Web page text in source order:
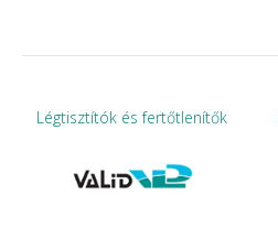
Légtisztítók és fertőtlenítők